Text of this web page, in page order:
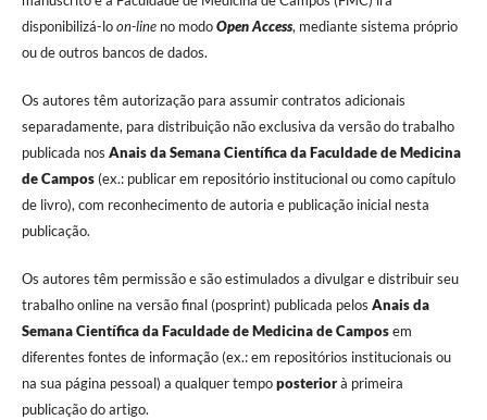
disponibilizá-loon-lineno modoOpen Access, mediante sistema próprio
ou de outros bancos de dados.
Os autores têm autorização para assumir contratos adicionais
separadamente, para distribuição não exclusiva da versão do trabalho
publicada nos Anais da Semana Científica da Faculdade de Medicina
de Campos(ex.: publicar em repositório institucional ou como capítulo
de livro), com reconhecimento de autoria e publicação inicial nesta
publicação.
Os autores têm permissão e são estimulados a divulgar e distribuir seu
trabalho online na versão final (posprint) publicada pelos Anais da
Semana Científica da Faculdade de Medicina de Camposem
diferentes fontes de informação (ex.: em repositórios institucionais ou
na sua página pessoal) a qualquer tempoposteriorà primeira
publicação do artigo.